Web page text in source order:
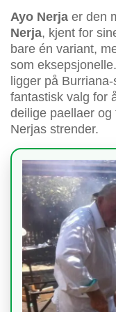
Ayo Nerja er den
Nerja, kjent for
bare én variant,
som
ligger på
fantastisk valg for
deilige paellaer
Nerjas strender.